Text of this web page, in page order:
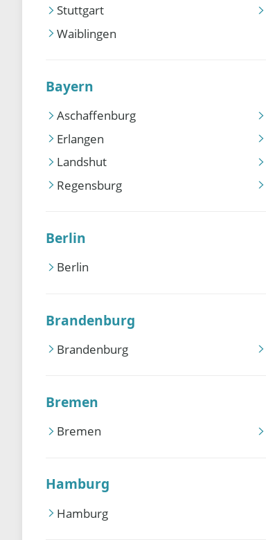
Stuttgart
Waiblingen
Bayern
Aschaffenburg
Erlangen
Landshut
Regensburg
Berlin
Berlin
Brandenburg
Brandenburg
Bremen
Bremen
Hamburg
Hamburg